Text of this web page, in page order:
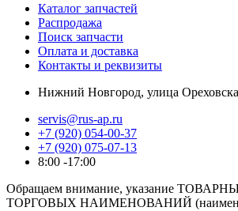
Каталог запчастей
Распродажа
Поиск запчасти
Оплата и доставка
Контакты и реквизиты
Нижний Новгород, улица
servis@rus-ap.ru
+7 (920) 054-00-37
+7 (920) 075-07-13
8:00 -17:00
Обращаем внимание, указание
ТОРГОВЫХ НАИМЕНОВАНИЙ